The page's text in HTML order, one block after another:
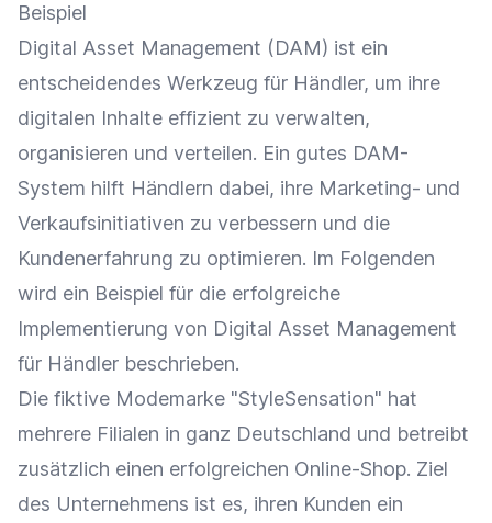
Beispiel
Digital Asset Management (DAM) ist ein
entscheidendes Werkzeug für Händler, um ihre
digitalen Inhalte effizient zu verwalten,
organisieren und verteilen. Ein gutes DAM-
System hilft Händlern dabei, ihre Marketing- und
Verkaufsinitiativen zu verbessern und die
Kundenerfahrung zu optimieren. Im Folgenden
wird ein Beispiel für die erfolgreiche
Implementierung von Digital Asset Management
für Händler beschrieben.
Die fiktive Modemarke "StyleSensation" hat
mehrere Filialen in ganz Deutschland und betreibt
zusätzlich einen erfolgreichen Online-Shop. Ziel
des Unternehmens ist es, ihren Kunden ein